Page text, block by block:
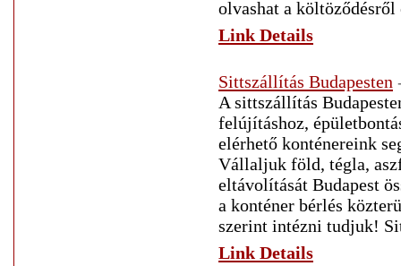
olvashat a
Link Details
Sittszállítás Budapesten
A sittszállítás
felújításhoz,
elérhető konténereink
Vállaljuk föld, tégla,
eltávolítását Budapest
a konténer bérlés
szerint intézni tudjuk!
Link Details